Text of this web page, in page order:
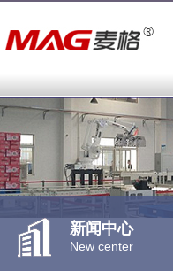
新闻中心
New center